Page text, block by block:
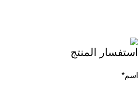
روابط سريعة
استفسار المنتج
اسم*